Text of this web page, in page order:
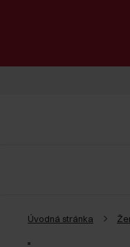
Úvodná stránka